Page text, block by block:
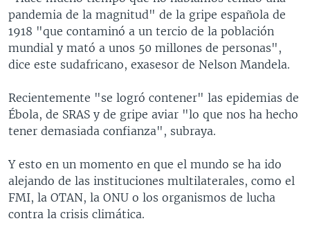
pandemia de la magnitud" de la gripe española de
1918 "que contaminó a un tercio de la población
mundial y mató a unos 50 millones de personas",
dice este sudafricano, exasesor de Nelson Mandela.
Recientemente "se logró contener" las epidemias de
Ébola, de SRAS y de gripe aviar "lo que nos ha hecho
tener demasiada confianza", subraya.
Y esto en un momento en que el mundo se ha ido
alejando de las instituciones multilaterales, como el
FMI, la OTAN, la ONU o los organismos de lucha
contra la crisis climática.